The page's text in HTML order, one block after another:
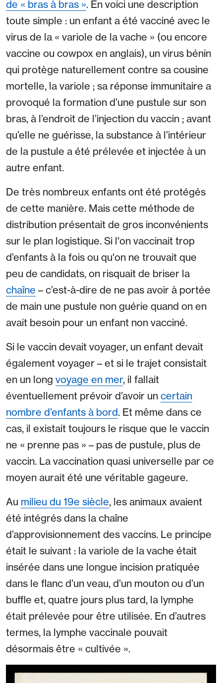
de « bras à bras ». En voici une description
toute simple : un enfant a été vacciné avec le
virus de la « variole de la vache » (ou encore
vaccine ou cowpox en anglais), un virus bénin
qui protège naturellement contre sa cousine
mortelle, la variole ; sa réponse immunitaire a
provoqué la formation d’une pustule sur son
bras, à l’endroit de l’injection du vaccin ; avant
qu’elle ne guérisse, la substance à l’intérieur
de la pustule a été prélevée et injectée à un
autre enfant.
De très nombreux enfants ont été protégés
de cette manière. Mais cette méthode de
distribution présentait de gros inconvénients
sur le plan logistique. Si l'on vaccinait trop
d’enfants à la fois ou qu'on ne trouvait que
peu de candidats, on risquait de briser la
chaîne – c’est-à-dire de ne pas avoir à portée
de main une pustule non guérie quand on en
avait besoin pour un enfant non vacciné.
Si le vaccin devait voyager, un enfant devait
également voyager – et si le trajet consistait
en un long voyage en mer, il fallait
éventuellement prévoir d’avoir un certain
nombre d’enfants à bord. Et même dans ce
cas, il existait toujours le risque que le vaccin
ne « prenne pas » – pas de pustule, plus de
vaccin. La vaccination quasi universelle par ce
moyen aurait été une véritable gageure.
Au milieu du 19e siècle, les animaux avaient
été intégrés dans la chaîne
d’approvisionnement des vaccins. Le principe
était le suivant : la variole de la vache était
insérée dans une longue incision pratiquée
dans le flanc d’un veau, d’un mouton ou d’un
buffle et, quatre jours plus tard, la lymphe
était prélevée pour être utilisée. En d’autres
termes, la lymphe vaccinale pouvait
désormais être « cultivée ».